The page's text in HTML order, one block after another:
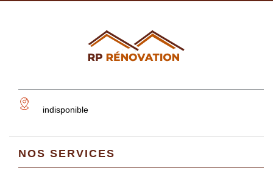
indisponible
NOS SERVICES